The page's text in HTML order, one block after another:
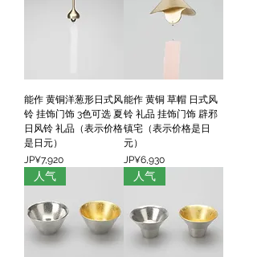
能作 黄铜洋葱形日式风
铃 挂饰门饰 3色可选 夏
日风铃 礼品（表示价格
是日元）
價格
JP¥7,920
能作 黄铜 草帽 日式风
铃 礼品 挂饰门饰 辟邪
镇宅（表示价格是日
元）
價格
JP¥6,930
人气 人气